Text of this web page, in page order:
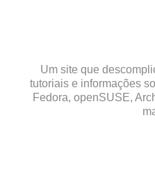
Um site que
tutoriais e informações
Fedora, openSUSE,